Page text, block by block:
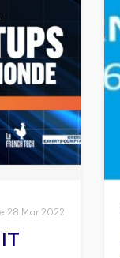
28 Mar 2022